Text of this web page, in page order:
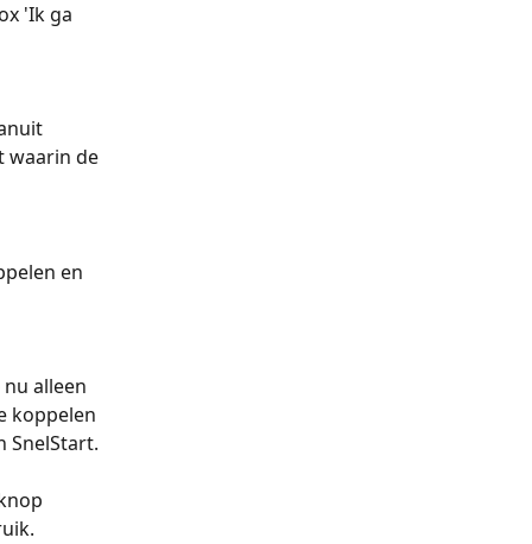
'Ik ga
waarin de
en
alleen
koppelen
SnelStart.